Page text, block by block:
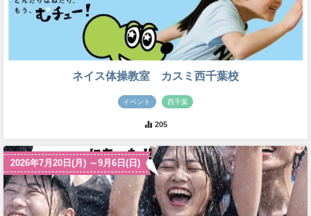
ネイス体操教室 カスミ西千葉校
イベント 西千葉
205
2026年7月20日(月) ～9月6日(日)